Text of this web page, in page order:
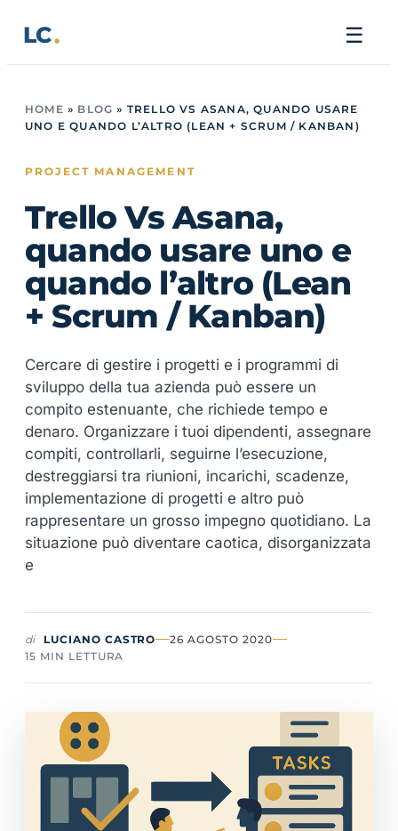
contenuto
LC ☰
HOME » BLOG » TRELLO VS ASANA, QUANDO USARE
UNO E QUANDO L’ALTRO (LEAN + SCRUM / KANBAN)
PROJECT MANAGEMENT
Trello Vs Asana,
quando usare uno e
quando l’altro (Lean
+ Scrum / Kanban)
Cercare di gestire i progetti e i programmi di
sviluppo della tua azienda può essere un
compito estenuante, che richiede tempo e
denaro. Organizzare i tuoi dipendenti, assegnare
compiti, controllarli, seguirne l’esecuzione,
destreggiarsi tra riunioni, incarichi, scadenze,
implementazione di progetti e altro può
rappresentare un grosso impegno quotidiano. La
situazione può diventare caotica, disorganizzata
e
di LUCIANO CASTRO
26 AGOSTO 2020
15 MIN LETTURA